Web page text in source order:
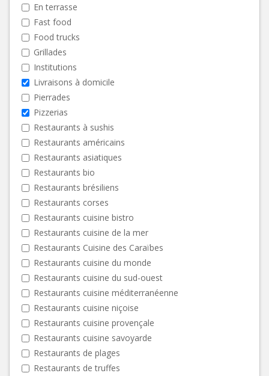
En terrasse
Fast food
Food trucks
Grillades
Institutions
Livraisons à domicile
Pierrades
Pizzerias
Restaurants à sushis
Restaurants américains
Restaurants asiatiques
Restaurants bio
Restaurants brésiliens
Restaurants corses
Restaurants cuisine bistro
Restaurants cuisine de la mer
Restaurants Cuisine des Caraïbes
Restaurants cuisine du monde
Restaurants cuisine du sud-ouest
Restaurants cuisine méditerranéenne
Restaurants cuisine niçoise
Restaurants cuisine provençale
Restaurants cuisine savoyarde
Restaurants de plages
Restaurants de truffes